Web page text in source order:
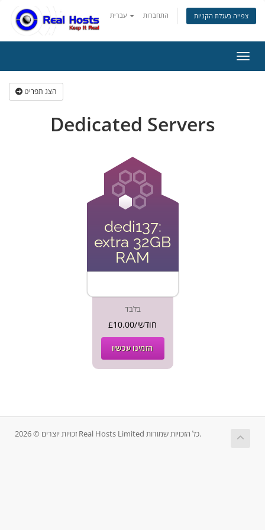
התחברות צפייה בעגלת הקניות
הצג תפריט
Dedicated Servers
dedi137:
extra 32GB
RAM
בלבד
£10.00/חודשי
הזמינו עכשיו
זכויות יוצרים © 2026 Real Hosts Limited כל הזכויות שמורות.